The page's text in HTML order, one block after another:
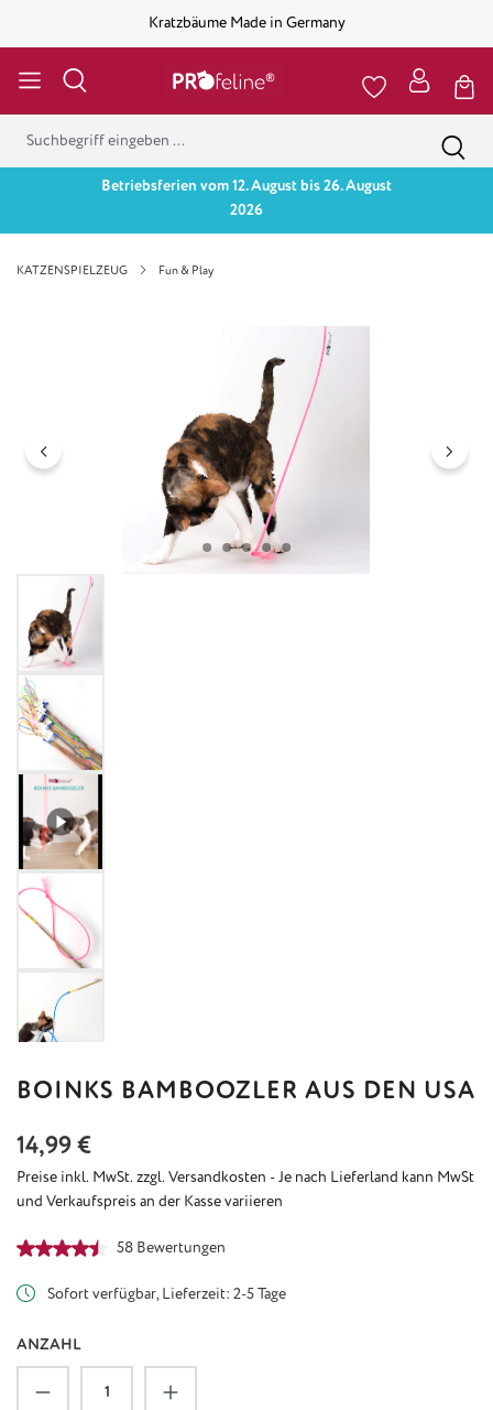
Kratzbäume Made in Germany
Betriebsferien vom 12. August bis 26. August
2026
KATZENSPIELZEUG Fun & Play
BOINKS BAMBOOZLER AUS DEN USA
Regulärer Preis:
14,99 €
Preise inkl. MwSt. zzgl. Versandkosten - Je nach Lieferland kann MwSt
und Verkaufspreis an der Kasse variieren
Durchschnittliche Bewertung von 4.59 von 5 Sternen
58 Bewertungen
Sofort verfügbar, Lieferzeit: 2-5 Tage
ANZAHL
Produkt Anzahl: Gib den gewünschten Wert